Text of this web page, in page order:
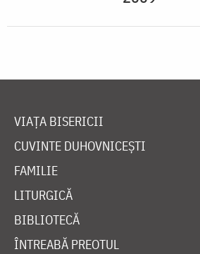
VIAȚA BISERICII
CUVINTE DUHOVNICEȘTI
FAMILIE
LITURGICĂ
BIBLIOTECĂ
ÎNTREABĂ PREOTUL